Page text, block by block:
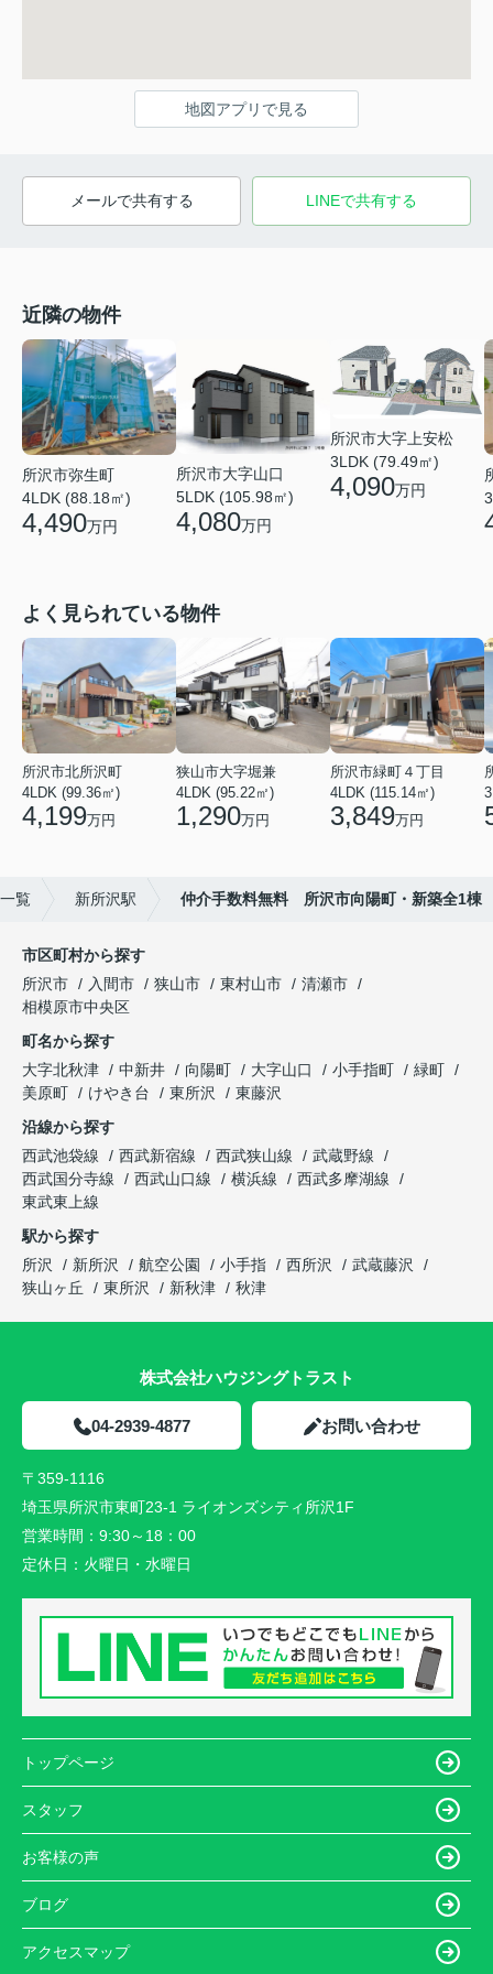
地図アプリで見る
メールで共有する LINEで共有する
近隣の物件
所沢市弥生町
4LDK (88.18㎡)
4,490万円
所沢市大字山口
5LDK (105.98㎡)
4,080万円
所沢市大字上安松
3LDK (79.49㎡)
4,090万円
よく見られている物件
所沢市北所沢町
4LDK (99.36㎡)
4,199万円
狭山市大字堀兼
4LDK (95.22㎡)
1,290万円
所沢市緑町４丁目
4LDK (115.14㎡)
3,849万円
覧 新所沢駅 仲介手数料無料 所沢市向陽町・新築全1棟
市区町村から探す
所沢市
入間市 狭山市 東村山市
清瀬市
相模原市中央区
町名から探す
大字北秋津
中新井 向陽町 大字山口 小手指町
緑町
美原町
けやき台 東所沢
東藤沢
沿線から探す
西武池袋線
西武新宿線 西武狭山線
武蔵野線
西武国分寺線
西武山口線 横浜線
西武多摩湖線
東武東上線
駅から探す
所沢
新所沢 航空公園 小手指 西所沢
武蔵藤沢
狭山ヶ丘
東所沢 新秋津 秋津
株式会社ハウジングトラスト
04-2939-4877 お問い合わせ
〒359-1116
埼玉県所沢市東町23-1 ライオンズシティ所沢1F
営業時間： 9:30～18：00
定休日： 火曜日・水曜日
トップページ
スタッフ
お客様の声
ブログ
アクセスマップ